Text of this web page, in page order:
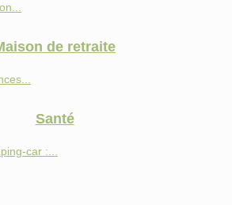
de retraite
Santé
car :...